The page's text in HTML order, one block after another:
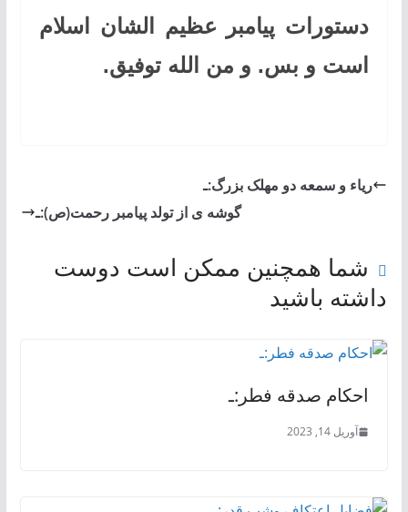
دستورات پیامبر عظیم الشان اسلام
است و بس. و من الله توفیق.
ریاء و سمعه دو مهلک بزرگ:ـ
گوشه ی از تولد پیامبر رحمت(ص):ـ
شما همچنین ممکن است دوست
داشته باشید
احكام صدقه فطر:ـ
آوریل 14, 2023